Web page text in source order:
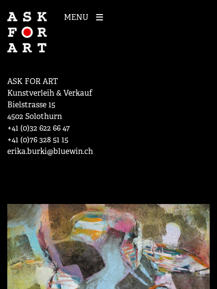
MENU
ASK FOR ART
Kunstverleih & Verkauf
Bielstrasse 15
4502 Solothurn
+41 (0)32 622 66 47
+41 (0)76 328 51 15
erika.burki@bluewin.ch